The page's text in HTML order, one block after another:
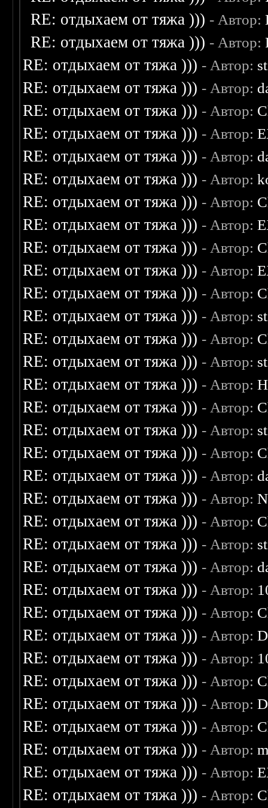
RE: отдыхаем от тяжа ))) - Автор:
RE: отдыхаем от тяжа ))) - Автор:
RE: отдыхаем от тяжа ))) - Автор:
RE: отдыхаем от тяжа ))) - Автор:
RE: отдыхаем от тяжа ))) - Автор:
RE: отдыхаем от тяжа ))) - Автор:
RE: отдыхаем от тяжа ))) - Автор:
RE: отдыхаем от тяжа ))) - Автор:
RE: отдыхаем от тяжа ))) - Автор:
RE: отдыхаем от тяжа ))) - Автор:
RE: отдыхаем от тяжа ))) - Автор:
RE: отдыхаем от тяжа ))) - Автор:
RE: отдыхаем от тяжа ))) - Автор:
RE: отдыхаем от тяжа ))) - Автор:
RE: отдыхаем от тяжа ))) - Автор:
RE: отдыхаем от тяжа ))) - Автор:
RE: отдыхаем от тяжа ))) - Автор:
RE: отдыхаем от тяжа ))) - Автор:
RE: отдыхаем от тяжа ))) - Автор:
RE: отдыхаем от тяжа ))) - Автор:
RE: отдыхаем от тяжа ))) - Автор:
RE: отдыхаем от тяжа ))) - Автор:
RE: отдыхаем от тяжа ))) - Автор:
RE: отдыхаем от тяжа ))) - Автор:
RE: отдыхаем от тяжа ))) - Автор:
RE: отдыхаем от тяжа ))) - Автор:
RE: отдыхаем от тяжа ))) - Автор:
RE: отдыхаем от тяжа ))) - Автор:
RE: отдыхаем от тяжа ))) - Автор:
RE: отдыхаем от тяжа ))) - Автор:
RE: отдыхаем от тяжа ))) - Автор:
RE: отдыхаем от тяжа ))) - Автор:
RE: отдыхаем от тяжа ))) - Автор:
RE: отдыхаем от тяжа ))) - Автор:
RE: отдыхаем от тяжа ))) - Автор: